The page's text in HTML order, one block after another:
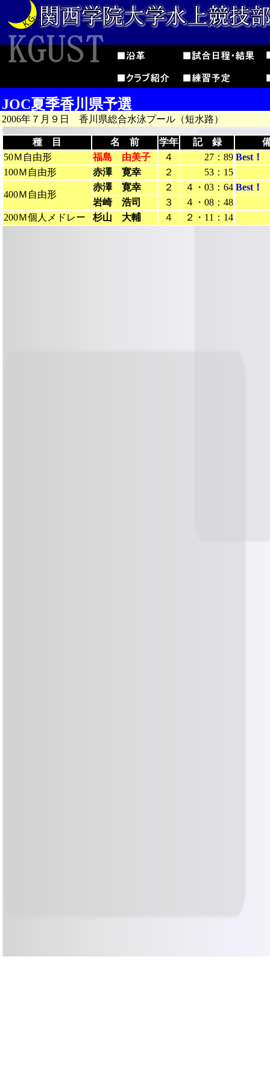
JOC夏季香川県予選
2006年７月９日 香川県総合水泳プール（短水路）
種 目 名 前 学年 記 録
50Ｍ自由形
福島 由美子 ４ 27：89 Best！
100Ｍ自由形
赤澤 寛幸 ２ 53：15
400Ｍ自由形
赤澤 寛幸 ２ ４・03：64 Best！
岩崎 浩司
３
４・08：48
200Ｍ個人メドレー
杉山 大輔 ４ ２・11：14